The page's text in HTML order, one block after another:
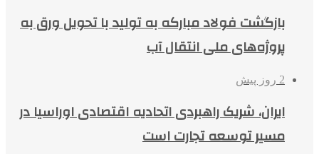
بازگشت فولاد مبارکه به تولید با تحویل ورق به
پروژه‌های ملی انتقال آب
2 روز پیش
ایران، شریک راهبردی اتحادیه اقتصادی اوراسیا در
مسیر توسعه تجارت است